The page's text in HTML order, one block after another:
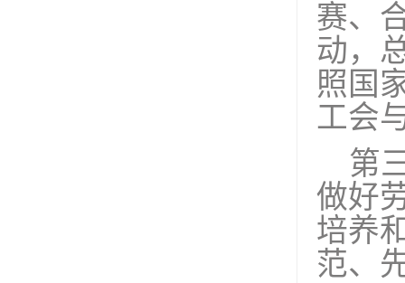
赛、
动，
照国
工会
第
做好
培养
范、